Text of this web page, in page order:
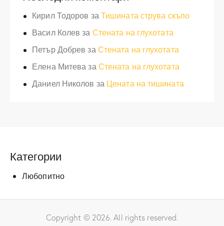
Кирил Тодоров за Тишината струва скъпо
Васил Колев за Стената на глухотата
Петър Добрев за Стената на глухотата
Елена Митева за Стената на глухотата
Даниел Николов за Цената на тишината
Категории
Любопитно
Copyright © 2026. All rights reserved.